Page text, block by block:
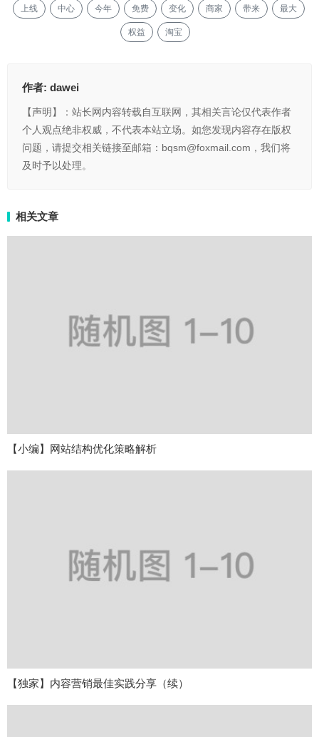
上线 中心 今年 免费 变化 商家 带来 最大
权益 淘宝
作者: dawei
【声明】：站长网内容转载自互联网，其相关言论仅代表作者
个人观点绝非权威，不代表本站立场。如您发现内容存在版权
问题，请提交相关链接至邮箱：bqsm@foxmail.com，我们将
及时予以处理。
相关文章
【小编】网站结构优化策略解析
【独家】内容营销最佳实践分享（续）